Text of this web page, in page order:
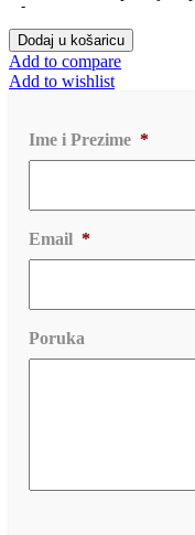
Dodaj u košaricu
Add to compare
Add to wishlist
Ime i Prezime *
Email *
Poruka